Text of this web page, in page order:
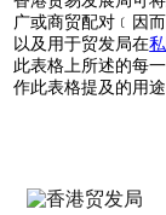
广或商贸配对﹝因
以及用于贸发局在
此表格上所述的每
作此表格提及的用途